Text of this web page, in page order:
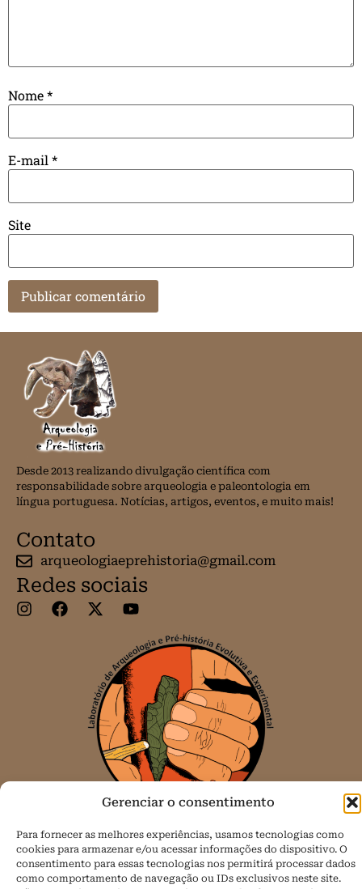
Gerenciar o consentimento
Para fornecer as melhores experiências, usamos tecnologias como
cookies para armazenar e/ou acessar informações do dispositivo. O
consentimento para essas tecnologias nos permitirá processar dados
como comportamento de navegação ou IDs exclusivos neste site.
Nome*
E-mail *
Site
Desde 2013 realizando divulgação científica com
responsabilidade sobre arqueologia e paleontologia em
língua portuguesa. Notícias, artigos, eventos, e muito mais!
Contato
arqueologiaeprehistoria@gmail.com
Redes sociais
Todos os direitos reservados.
Política de Cookies (BR)